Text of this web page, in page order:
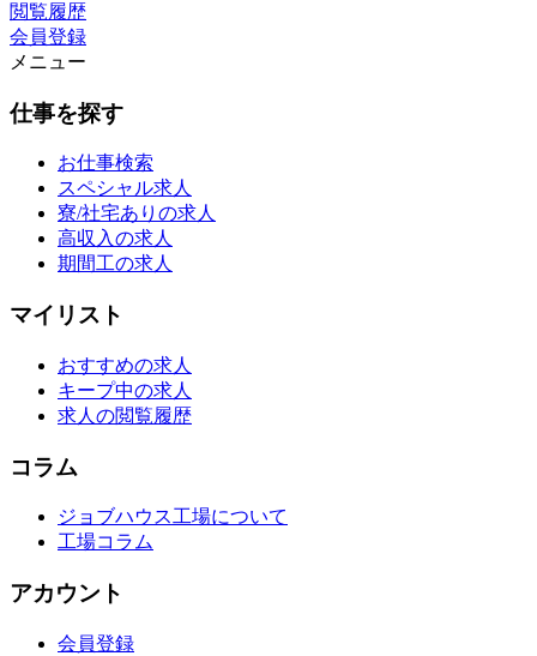
閲覧履歴
会員登録
メニュー
仕事を探す
お仕事検索
スペシャル求人
寮/社宅ありの求人
高収入の求人
期間工の求人
マイリスト
おすすめの求人
キープ中の求人
求人の閲覧履歴
コラム
ジョブハウス工場について
工場コラム
アカウント
会員登録